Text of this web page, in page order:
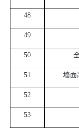
48
49
50
51 墙面
52
53